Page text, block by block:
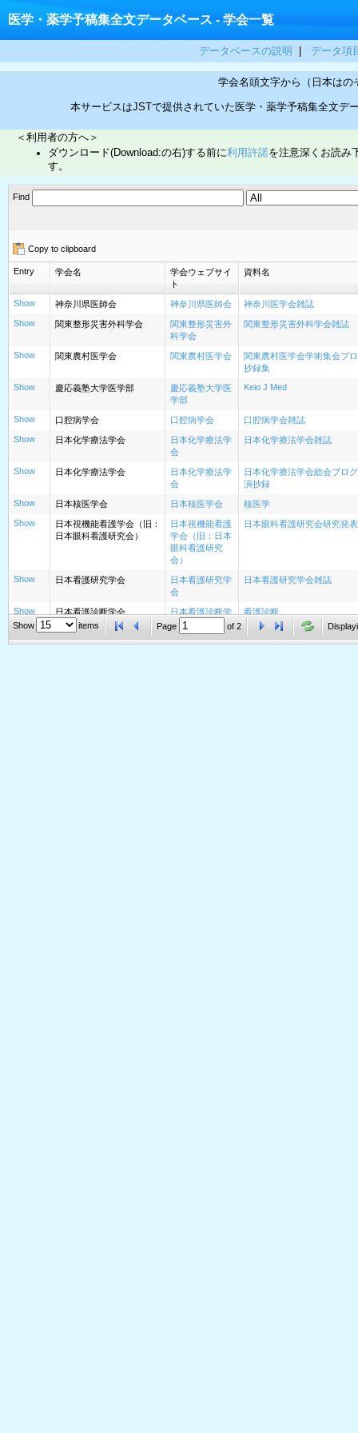
医学・薬学予稿集全文データベース - 学会一覧
データベースの説明 データ項
学会名頭文字から（日本は
本サービスはJSTで提供されていた医学・薬学予稿集全文デ
＜利用者の方へ＞
ダウンロード(Download:の右)する前に利用許諾を注意深くお読み
す。
Find
Copy to clipboard
Entry 学会名
学会ウェブサイ
ト
資料名
Show 神奈川県医師会 神奈川県医師会
神奈川医学会雑誌
Show
関東整形災害外科学会
関東整形災害外
科学会
関東整形災害外科学会雑誌
Show 関東農村医学会 関東農村医学会
関東農村医学会学術集会プ
抄録集
Show
慶応義塾大学医学部
慶応義塾大学医
学部
Keio J Med
Show 口腔病学会 口腔病学会
口腔病学会雑誌
Show
日本化学療法学会
日本化学療法学
会
日本化学療法学会雑誌
Show 日本化学療法学会
日本化学療法学
会
日本化学療法学会総会プロ
演抄録
Show
日本核医学会 日本核医学会
核医学
Show
日本視機能看護学会（旧：
日本眼科看護研究会）
日本視機能看護
学会（旧：日本
眼科看護研究
会）
日本眼科看護研究会研究発
Show 日本看護研究学会
日本看護研究学
会
日本看護研究学会雑誌
Show 日本看護診断学会
日本看護診断学
会
看護診断
Show 日本感染看護学会
日本感染看護学
日本感染看護学会学術集会
Show items Page of 2